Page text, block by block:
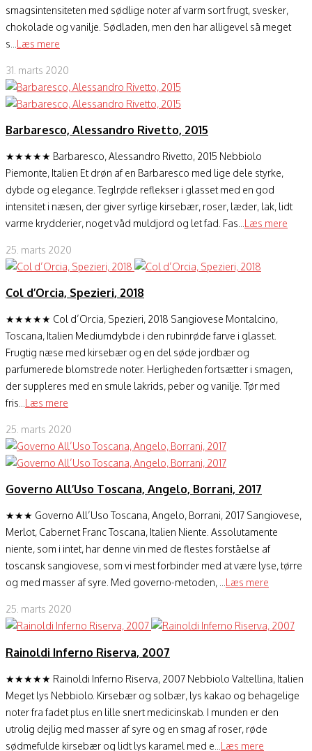
smagsintensiteten med sødlige noter af varm sort frugt, svesker,
chokolade og vanilje. Sødladen, men den har alligevel så meget
s... Læs mere
31. marts 2020
Barbaresco, Alessandro Rivetto, 2015
★★★★★ Barbaresco, Alessandro Rivetto, 2015 Nebbiolo
Piemonte, Italien Et drøn af en Barbaresco med lige dele styrke,
dybde og elegance. Teglrøde reflekser i glasset med en god
intensitet i næsen, der giver syrlige kirsebær, roser, læder, lak, lidt
varme krydderier, noget våd muldjord og let fad. Fas... Læs mere
25. marts 2020
Col d’Orcia, Spezieri, 2018
★★★★★ Col d’Orcia, Spezieri, 2018 Sangiovese Montalcino,
Toscana, Italien Mediumdybde i den rubinrøde farve i glasset.
Frugtig næse med kirsebær og en del søde jordbær og
parfumerede blomstrede noter. Herligheden fortsætter i smagen,
der suppleres med en smule lakrids, peber og vanilje. Tør med
fris... Læs mere
25. marts 2020
Governo All’Uso Toscana, Angelo, Borrani, 2017
★★★ Governo All’Uso Toscana, Angelo, Borrani, 2017 Sangiovese,
Merlot, Cabernet Franc Toscana, Italien Niente. Assolutamente
niente, som i intet, har denne vin med de flestes forståelse af
toscansk sangiovese, som vi mest forbinder med at være lyse, tørre
og med masser af syre. Med governo-metoden, ... Læs mere
25. marts 2020
Rainoldi Inferno Riserva, 2007
★★★★★ Rainoldi Inferno Riserva, 2007 Nebbiolo Valtellina, Italien
Meget lys Nebbiolo. Kirsebær og solbær, lys kakao og behagelige
noter fra fadet plus en lille snert medicinskab. I munden er den
utrolig dejlig med masser af syre og en smag af roser, røde
sødmefulde kirsebær og lidt lys karamel med e... Læs mere